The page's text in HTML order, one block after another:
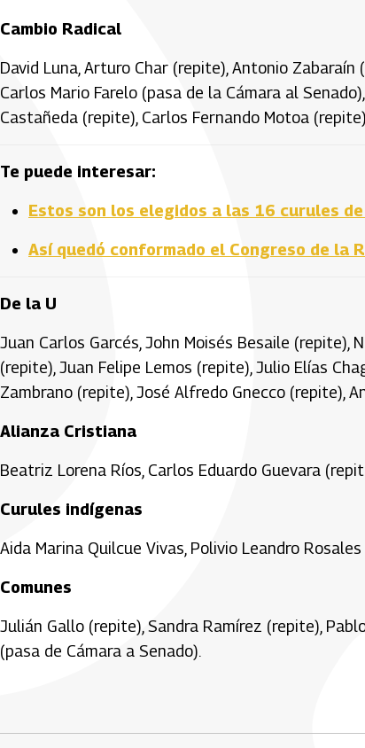
Cambio Radical
David Luna, Arturo Char (repite), Antonio
Carlos Mario Farelo (pasa de la Cámara al
Castañeda (repite), Carlos Fernando Motoa
Te puede interesar:
Estos son los elegidos a las 16 curules
Así quedó conformado el Congreso de la
De la U
Juan Carlos Garcés, John Moisés Besaile (repite),
(repite), Juan Felipe Lemos (repite), Julio Elías
Zambrano (repite), José Alfredo Gnecco (repite),
Alianza Cristiana
Beatriz Lorena Ríos, Carlos Eduardo Guevara
Curules indígenas
Aida Marina Quilcue Vivas, Polivio Leandro Rosales
Comunes
Julián Gallo (repite), Sandra Ramírez (repite),
(pasa de Cámara a Senado).